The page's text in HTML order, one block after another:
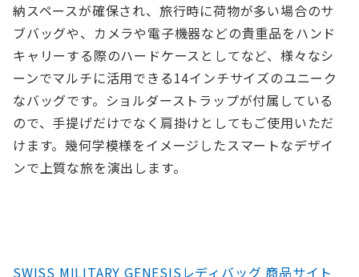
納スペースが確保され、旅行時に荷物が多い場合のサ
ブバッグや、カメラや電子機器などの貴重品をハンド
キャリーする際のハードケースとしてなど、様々なシ
ーンでマルチに活用できる14インチサイズのユニーク
なバッグです。ショルダーストラップが付属している
ので、手提げだけでなく肩掛けとしてもご使用いただ
けます。幾何学模様をイメージしたスマートなデザイ
ンで上質な旅を演出します。
SWISS MILITARY GENESISレディバッグ 商品サイト